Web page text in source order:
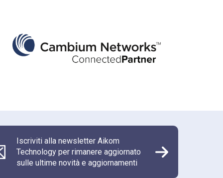
Iscriviti alla newsletter Aikom
Technology per rimanere aggiornato
sulle ultime novità e aggiornamenti